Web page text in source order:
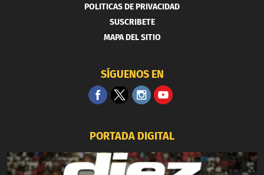
POLITICAS DE PRIVACIDAD
SUSCRIBETE
MAPA DEL SITIO
SÍGUENOS EN
PORTADA DIGITAL